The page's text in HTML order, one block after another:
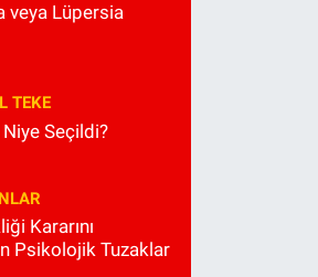
veya Lüpersia
TEKE
Seçildi?
Kararını
Psikolojik Tuzaklar